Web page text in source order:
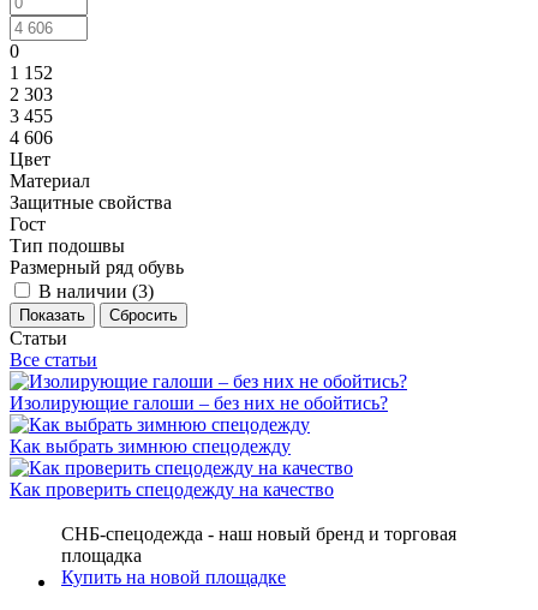
0
1 152
2 303
3 455
4 606
Цвет
Материал
Защитные свойства
Гост
Тип подошвы
Размерный ряд обувь
В наличии (3)
Показать Сбросить
Статьи
Все статьи
Изолирующие галоши – без них не обойтись?
Как выбрать зимнюю спецодежду
Как проверить спецодежду на качество
СНБ-спецодежда - наш новый бренд и торговая
площадка
Купить на новой площадке